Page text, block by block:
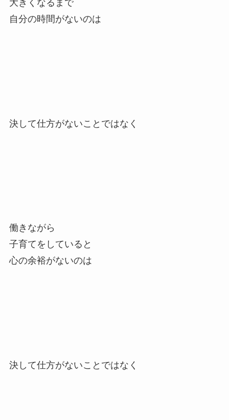
大きくなるまで
自分の時間がないのは
決して仕方がないことではなく
働きながら
子育てをしていると
心の余裕がないのは
決して仕方がないことではなく